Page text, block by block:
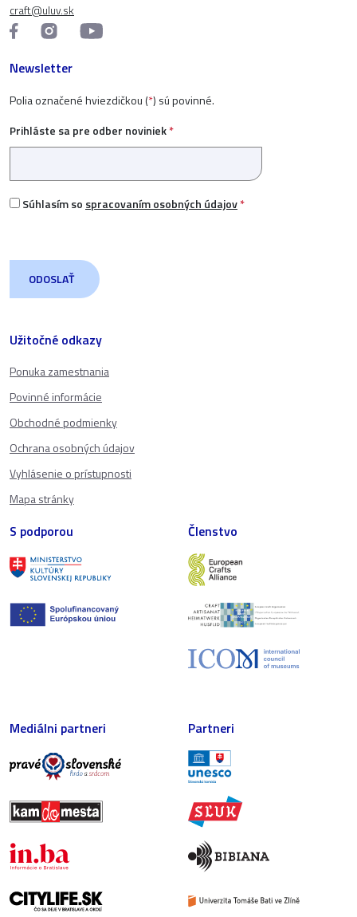
Užitočné odkazy
Ponuka zamestnania
Povinné informácie
Obchodné podmienky
Ochrana osobných údajov
Vyhlásenie o prístupnosti
Mapa stránky
craft@uluv.sk
Newsletter
Polia označené hviezdičkou (*) sú povinné.
Prihláste sa pre odber noviniek*
Súhlasím so spracovaním osobných údajov*
S podporou Členstvo
Mediálni partneri Partneri